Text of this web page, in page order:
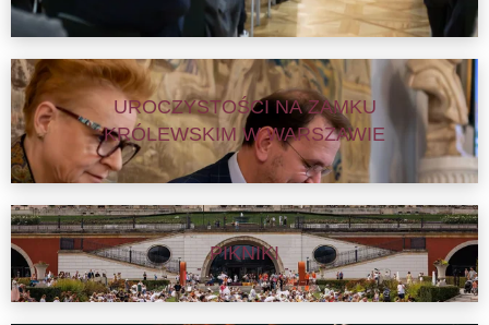
UROCZYSTOŚCI NA ZAMKU
KRÓLEWSKIM W WARSZAWIE
PIKNIKI